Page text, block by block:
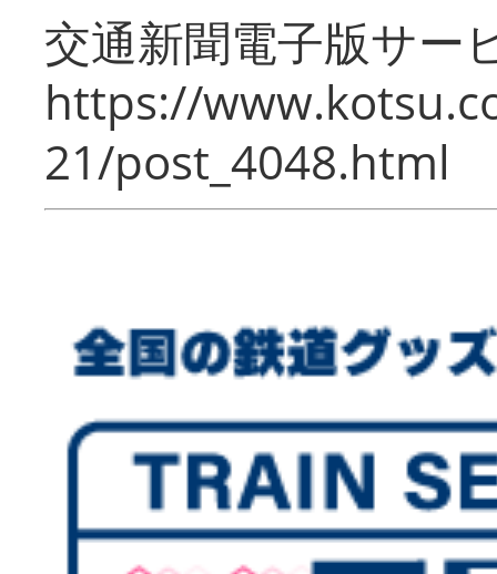
交通新聞電子版サー
https://
21/post_4048.html